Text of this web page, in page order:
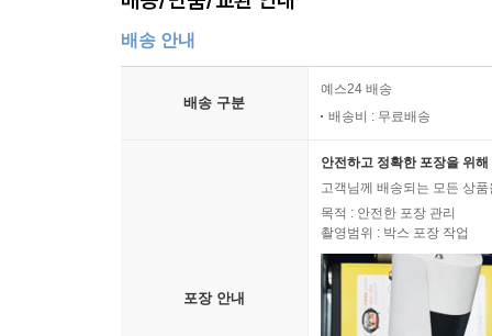
배송 안내
배송 구분
예스24 배송
배송비 : 무료배송
포장 안내
안전하고 정확한 포장을 위
고객님께 배송되는 모든 상
목적 : 안전한 포장 관리
촬영범위 : 박스 포장 작업